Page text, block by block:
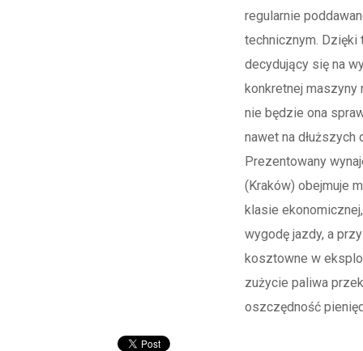
regularnie
technicznym. Dzięki
decydujący się na
konkretnej maszyny
nie będzie ona
nawet na dłuższych
Prezentowany
(Kraków) obejmuje
klasie
wygodę jazdy, a
kosztowne w
zużycie paliwa
oszczędność